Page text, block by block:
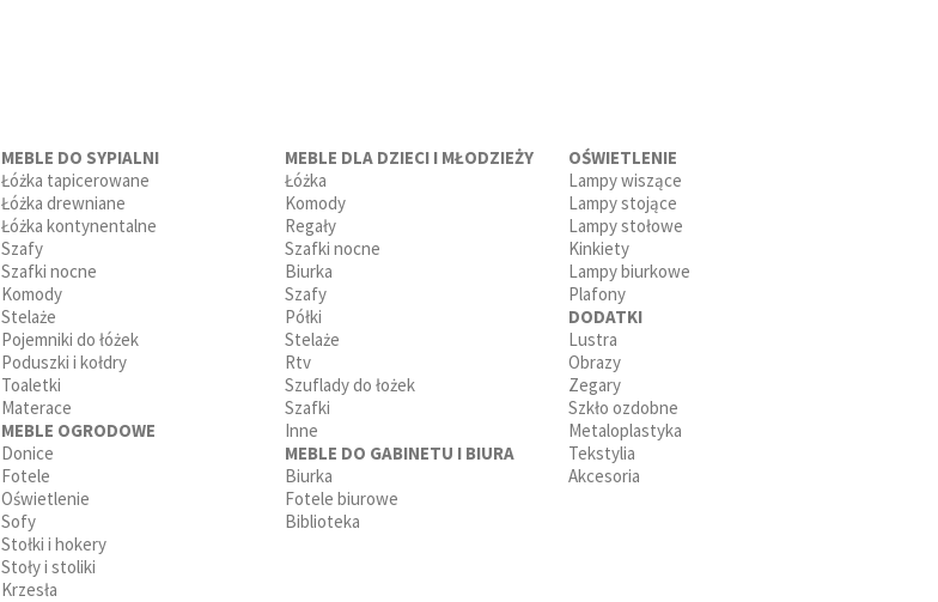
MEBLE DO SYPIALNI
Łóżka tapicerowane
Łóżka drewniane
Łóżka kontynentalne
Szafy
Szafki nocne
Komody
Stelaże
Pojemniki do łóżek
Poduszki i kołdry
Toaletki
Materace
MEBLE OGRODOWE
Donice
Fotele
Oświetlenie
Sofy
Stołki i hokery
Stoły i stoliki
Krzesła
MEBLE DLA DZIECI I MŁODZIEŻY
Łóżka
Komody
Regały
Szafki nocne
Biurka
Szafy
Półki
Stelaże
Rtv
Szuflady do łożek
Szafki
Inne
MEBLE DO GABINETU I BIURA
Biurka
Fotele biurowe
Biblioteka
OŚWIETLENIE
Lampy wiszące
Lampy stojące
Lampy stołowe
Kinkiety
Lampy biurkowe
Plafony
DODATKI
Lustra
Obrazy
Zegary
Szkło ozdobne
Metaloplastyka
Tekstylia
Akcesoria